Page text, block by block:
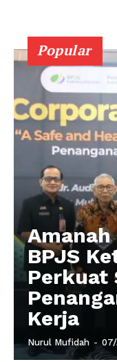
Popular
BPJS
Perkuat
Kerja
Nurul Mufidah -